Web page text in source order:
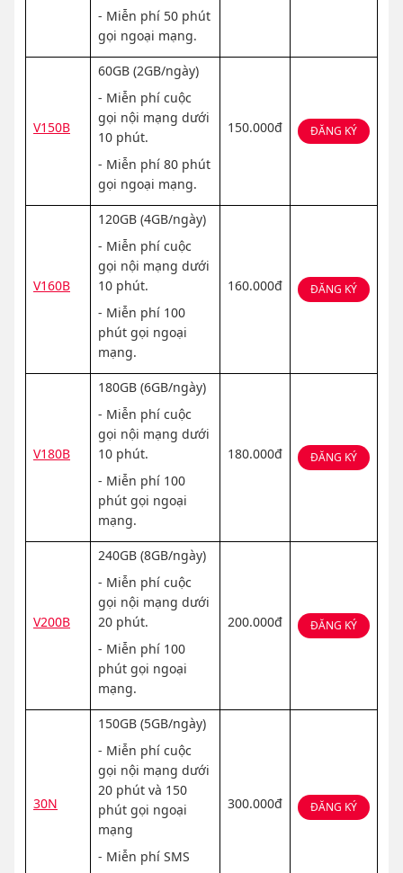
- Miễn phí 50 phút
gọi ngoại mạng.
V150B
60GB (2GB/ngày)
- Miễn phí cuộc
gọi nội mạng dưới
10 phút.
- Miễn phí 80 phút
gọi ngoại mạng.
150.000đ ĐĂNG KÝ
V160B
120GB (4GB/ngày)
- Miễn phí cuộc
gọi nội mạng dưới
10 phút.
- Miễn phí 100
phút gọi ngoại
mạng.
160.000đ ĐĂNG KÝ
V180B
180GB (6GB/ngày)
- Miễn phí cuộc
gọi nội mạng dưới
10 phút.
- Miễn phí 100
phút gọi ngoại
mạng.
180.000đ ĐĂNG KÝ
V200B
240GB (8GB/ngày)
- Miễn phí cuộc
gọi nội mạng dưới
20 phút.
- Miễn phí 100
phút gọi ngoại
mạng.
200.000đ ĐĂNG KÝ
30N
150GB (5GB/ngày)
- Miễn phí cuộc
gọi nội mạng dưới
20 phút và 150
phút gọi ngoại
mạng
- Miễn phí SMS
300.000đ ĐĂNG KÝ